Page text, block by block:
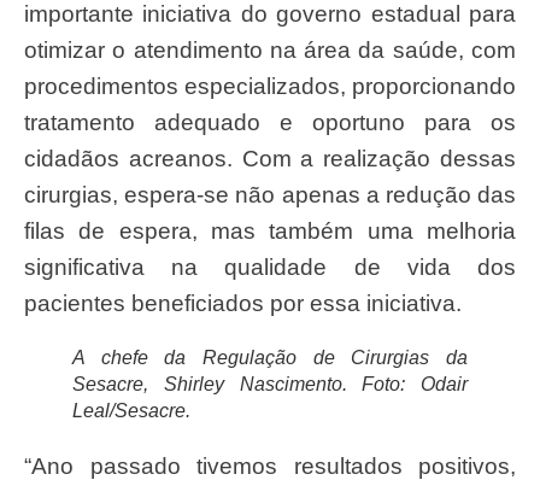
importante iniciativa do governo estadual para
otimizar o atendimento na área da saúde, com
procedimentos especializados, proporcionando
tratamento adequado e oportuno para os
cidadãos acreanos. Com a realização dessas
cirurgias, espera-se não apenas a redução das
filas de espera, mas também uma melhoria
significativa na qualidade de vida dos
pacientes beneficiados por essa iniciativa.
A chefe da Regulação de Cirurgias da
Sesacre, Shirley Nascimento. Foto: Odair
Leal/Sesacre.
“Ano passado tivemos resultados positivos,